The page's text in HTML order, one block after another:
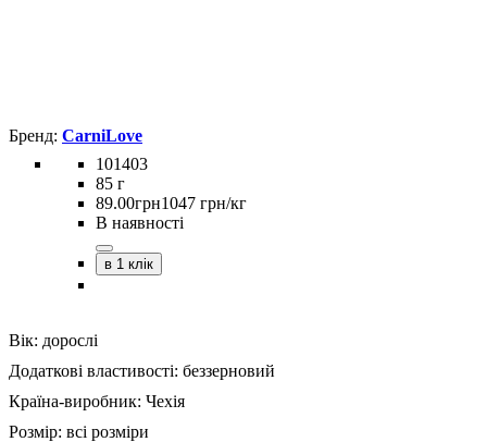
CarniLove
101403
85 г
89.00грн1047 грн/кг
В наявності
в 1 клік
Вік: дорослі
Додаткові властивості: беззерновий
Країна-виробник: Чехія
Розмір: всі розміри